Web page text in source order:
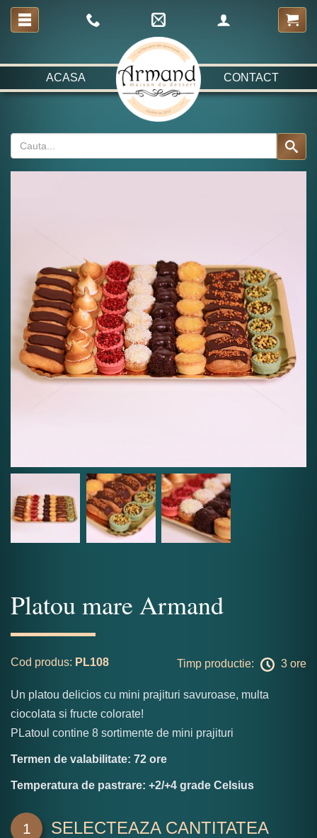
ACASA CONTACT
Platou mare Armand
Cod produs: PL108 Timp productie: 3 ore
Un platou delicios cu mini prajituri savuroase, multa
ciocolata si fructe colorate!
PLatoul contine 8 sortimente de mini prajituri
Termen de valabilitate: 72 ore
Temperatura de pastrare: +2/+4 grade Celsius
1 SELECTEAZA CANTITATEA